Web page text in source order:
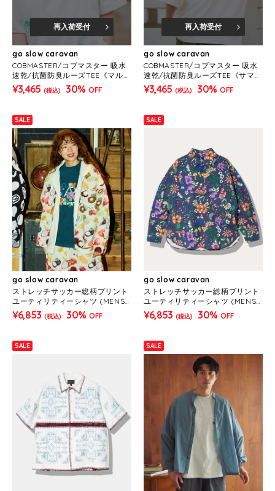
再入荷受付
go slow caravan
COBMASTER/コブマスター 吸水
速乾/抗菌防臭ルーズTEE《マルチ
ロゴ》(MENS)
¥3,465 (税込) 30% OFF
再入荷受付
go slow caravan
COBMASTER/コブマスター 吸水
速乾/抗菌防臭ルーズTEE《サマー
アクティビティ》(MENS)
¥3,465 (税込) 30% OFF
SALE
go slow caravan
ストレッチサッカー総柄プリント
ユーティリティーシャツ (MENS/
WOMENS)
¥6,853 (税込) 30% OFF
SALE
go slow caravan
ストレッチサッカー総柄プリント
ユーティリティーシャツ (MENS/
WOMENS)
¥6,853 (税込) 30% OFF
SALE SALE